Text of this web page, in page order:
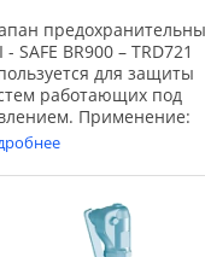
- SAFE BR900 – TRD721
для защиты
работающих под
Применение:
применения:
установки
водяной пар
Характеристики: